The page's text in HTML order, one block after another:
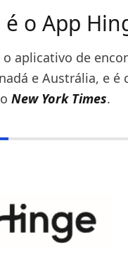
o App
o aplicativo de
e Austrália, e
New York Times.